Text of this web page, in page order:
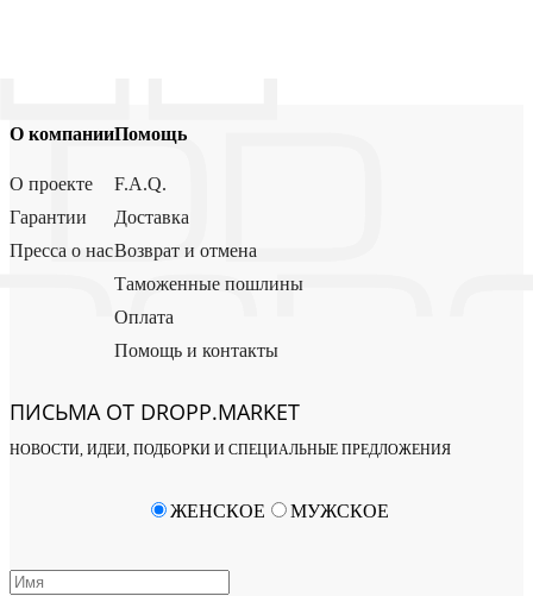
О компании
О проекте
Гарантии
Пресса о нас
Помощь
F.A.Q.
Доставка
Возврат и отмена
Таможенные пошлины
Оплата
Помощь и контакты
ПИСЬМА ОТ DROPP.MARKET
НОВОСТИ, ИДЕИ, ПОДБОРКИ И СПЕЦИАЛЬНЫЕ ПРЕДЛОЖЕНИЯ
ЖЕНСКОЕ МУЖСКОЕ